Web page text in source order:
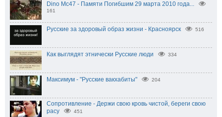
Dino Mc47 - Памяти Погибшим 29 марта 2010 года...
161
Русские за здоровый образ жизни - Красноярск 516
Как выглядят этнически Русские люди 334
Максимум - "Русские вакхабиты" 204
Сопротивление - Держи свою кровь чистой, береги свою
расу
451